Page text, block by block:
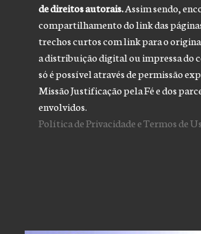
de direitos autorais.Assim sendo,
compartilhamento do link das
trechos curtos com link para o
a distribuição digital ou impressa do
só é possível através de permissão
Missão Justificação pela Fé e dos
envolvidos.
Política de Privacidade e Termos de